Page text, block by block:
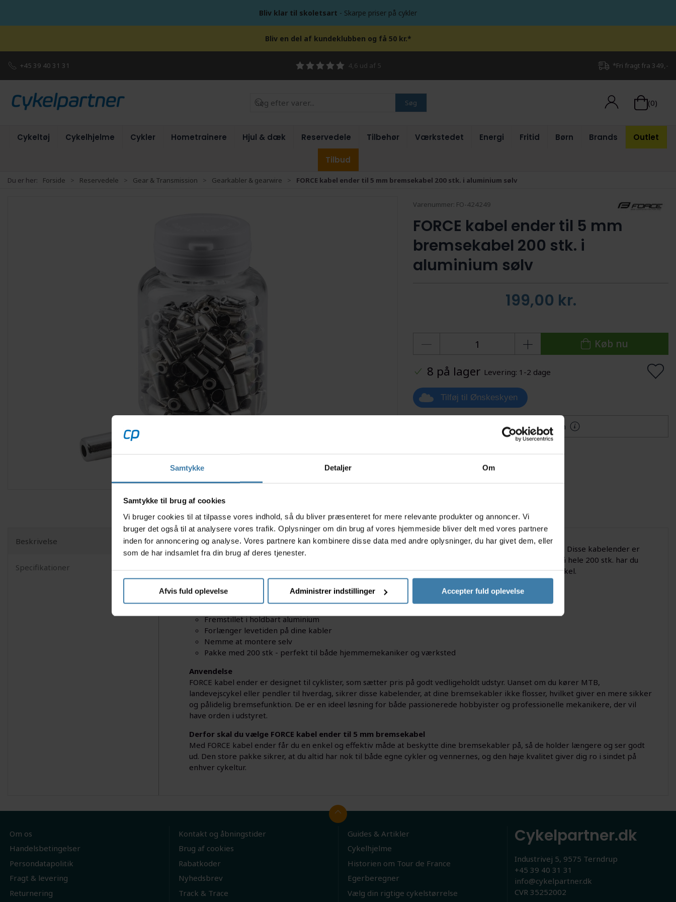
Samtykke Detaljer Om
Samtykke til brug af cookies
Vi bruger cookies til at tilpasse vores indhold, så du bliver præsenteret for mere relevante produkter og annoncer. Vi
bruger det også til at analysere vores trafik. Oplysninger om din brug af vores hjemmeside bliver delt med vores partnere
inden for annoncering og analyse. Vores partnere kan kombinere disse data med andre oplysninger, du har givet dem, eller
som de har indsamlet fra din brug af deres tjenester.
Afvis fuld oplevelse Administrer indstillinger Accepter fuld oplevelse
Bliv klar til skoletsart - Skarpe priser på cykler
Bliv en del af kundeklubben og få 50 kr.*
+45 39 40 31 31 4,6 ud af 5 *Fri fragt fra 349,-
Søg (0)
Cykeltøj Cykelhjelme Cykler Hometrainere Hjul & dæk Reservedele Tilbehør Værkstedet Energi Fritid Børn Brands Outlet
Tilbud
Du er her: Forside Reservedele Gear & Transmission Gearkabler & gearwire FORCE kabel ender til 5 mm bremsekabel 200 stk. i aluminium sølv
Varenummer: FO-424249
FORCE kabel ender til 5 mm
bremsekabel 200 stk. i
aluminium sølv
199,00 kr.
Køb nu
8 på lager Levering: 1-2 dage
Tilføj til Ønskeskyen
Mere information
Beskrivelse
Specifikationer
Gør dine bremsekabler både pænere og mere holdbare med FORCE kabel ender til 5 mm bremsekabel. Disse kabelender er
lavet i let, robust aluminium og hjælper med at beskytte kablerne mod flosning og slid. Med en pakke på hele 200 stk. har du
altid det nødvendige tilbehør lige ved hånden, uanset om du laver store eller små reparationer på din cykel.
Nyttige facts
Fremstillet i holdbart aluminium
Forlænger levetiden på dine kabler
Nemme at montere selv
Pakke med 200 stk - perfekt til både hjemmemekaniker og værksted
Anvendelse
FORCE kabel ender er designet til cyklister, som sætter pris på godt vedligeholdt udstyr. Uanset om du kører MTB,
landevejscykel eller pendler til hverdag, sikrer disse kabelender, at dine bremsekabler ikke flosser, hvilket giver en mere sikker
og pålidelig bremsefunktion. De er en ideel løsning for både passionerede hobbyister og professionelle mekanikere, der vil
have orden i udstyret.
Derfor skal du vælge FORCE kabel ender til 5 mm bremsekabel
Med FORCE kabel ender får du en enkel og effektiv måde at beskytte dine bremsekabler på, så de holder længere og ser godt
ud. Den store pakke sikrer, at du altid har nok til både egne cykler og vennernes, og den høje kvalitet giver dig ro i sindet på
enhver cykeltur.
Om os
Handelsbetingelser
Persondatapolitik
Fragt & levering
Returnering
Kontakt og åbningstider
Brug af cookies
Rabatkoder
Nyhedsbrev
Track & Trace
Guides & Artikler
Cykelhjelme
Historien om Tour de France
Egerberegner
Vælg din rigtige cykelstørrelse
Cykelpartner.dk
Industrivej 5, 9575 Terndrup
+45 39 40 31 31
info@cykelpartner.dk
CVR 35252002